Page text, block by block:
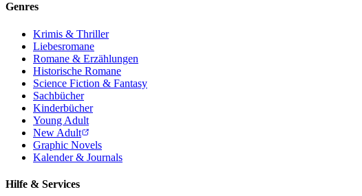
Genres
Krimis & Thriller
Liebesromane
Romane & Erzählungen
Historische Romane
Science Fiction & Fantasy
Sachbücher
Kinderbücher
Young Adult
New Adult
Graphic Novels
Kalender & Journals
Hilfe & Services